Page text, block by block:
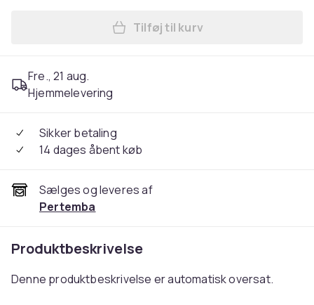
Læg Pusheen Womens/
Tilføj til kurv
Fre., 21 aug.
Hjemmelevering
Sikker betaling
14 dages åbent køb
Sælges og leveres af
Pertemba
Produktbeskrivelse
Denne produktbeskrivelse er automatisk oversat.